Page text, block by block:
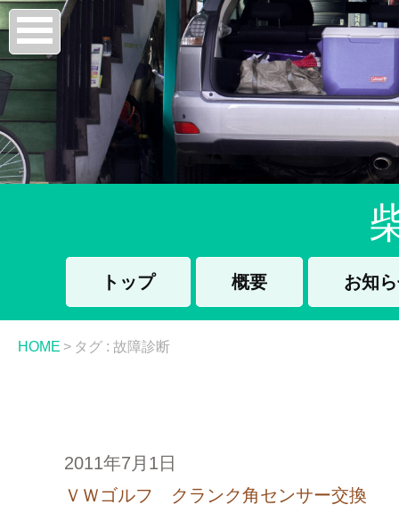
トップ 概要 お知
HOME > タグ : 故障診断
2011年7月1日
ＶＷゴルフ クランク角センサー交換